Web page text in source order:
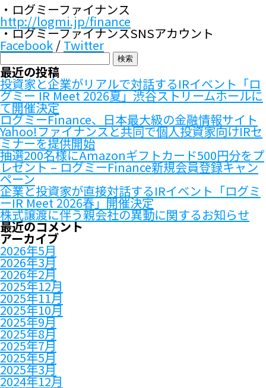
・ログミーファイナンス
http://logmi.jp/finance
・ログミーファイナンスSNSアカウント
Facebook / Twitter
検
索:
最近の投稿
投資家と企業がリアルで対話するIRイベント「ロ
グミー IR Meet 2026夏」渋谷ストリームホールに
て開催決定
ログミーFinance、日本最大級の金融情報サイト
Yahoo!ファイナンスと共同で個人投資家向けIRセ
ミナーを提供開始
抽選200名様にAmazonギフトカード500円分をプ
レゼント – ログミーFinance新規会員登録キャン
ペーン
企業と投資家が直接対話するIRイベント「ログミ
ーIR Meet 2026春」開催決定
株式譲渡に伴う親会社の異動に関するお知らせ
最近のコメント
アーカイブ
2026年5月
2026年3月
2026年2月
2025年12月
2025年11月
2025年10月
2025年9月
2025年8月
2025年7月
2025年5月
2025年3月
2024年12月